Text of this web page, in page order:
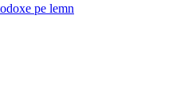
pe lemn